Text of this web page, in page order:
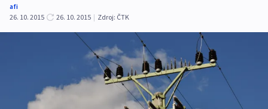
afi
26. 10. 2015
26. 10. 2015 | Zdroj: ČTK